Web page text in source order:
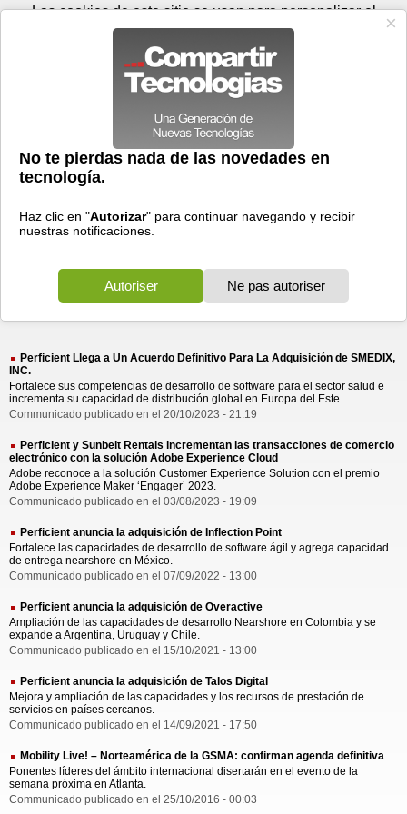
Prensa Videos
> perficient
perficient
48 resultados Ordenar por fecha-Ordenar por pertinencia
Perficient Llega a Un Acuerdo Definitivo Para La Adquisición de SMEDIX,
INC.
Fortalece sus competencias de desarrollo de software para el sector salud e
incrementa su capacidad de distribución global en Europa del Este..
Communicado publicado en el 20/10/2023 - 21:19
Perficient y Sunbelt Rentals incrementan las transacciones de comercio
electrónico con la solución Adobe Experience Cloud
Adobe reconoce a la solución Customer Experience Solution con el premio
Adobe Experience Maker ‘Engager’ 2023.
Communicado publicado en el 03/08/2023 - 19:09
Perficient anuncia la adquisición de Inflection Point
Fortalece las capacidades de desarrollo de software ágil y agrega capacidad
de entrega nearshore en México.
Communicado publicado en el 07/09/2022 - 13:00
Perficient anuncia la adquisición de Overactive
Ampliación de las capacidades de desarrollo Nearshore en Colombia y se
expande a Argentina, Uruguay y Chile.
Communicado publicado en el 15/10/2021 - 13:00
Perficient anuncia la adquisición de Talos Digital
Mejora y ampliación de las capacidades y los recursos de prestación de
servicios en países cercanos.
Communicado publicado en el 14/09/2021 - 17:50
Mobility Live! – Norteamérica de la GSMA: confirman agenda definitiva
Ponentes líderes del ámbito internacional disertarán en el evento de la
semana próxima en Atlanta.
Communicado publicado en el 25/10/2016 - 00:03
Domingo 09 de agosto - 09:44 Registrar Conectar
Las cookies de este sitio se usan para personalizar el
contenido y los anuncios, para ofrecer funciones de medios
sociales y para analizar el tráfico. Además, compartimos
información sobre el uso que haga del sitio web con nuestros
partners de medios sociales, de publicidad y de análisis
web.
OK